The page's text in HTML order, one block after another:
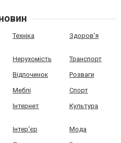
Техніка Здоров'я
Нерухомість Транспорт
Відпочинок Розваги
Меблі Спорт
Інтернет Культура
Інтер'єр Мода